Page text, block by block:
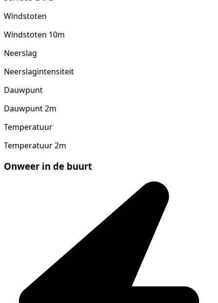
Windstoten
Windstoten 10m
Neerslag
Neerslagintensiteit
Dauwpunt
Dauwpunt 2m
Temperatuur
Temperatuur 2m
Onweer in de buurt